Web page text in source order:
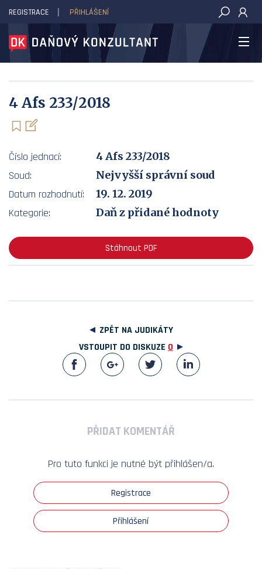
DAŇOVÝ KONZULTANT
REGISTRACE PŘIHLÁŠENÍ
4 Afs 233/2018
Číslo jednací:
4 Afs 233/2018
Soud:
Nejvyšší správní soud
Datum rozhodnutí:
19. 12. 2019
Kategorie:
Daň z přidané hodnoty
Stáhnout PDF
ZPĚT NA JUDIKÁTY
VSTOUPIT DO DISKUZE 0
PŘIDAT KOMENTÁŘ
Pro tuto funkci je nutné být přihlášen/a.
Registrace
Přihlášení